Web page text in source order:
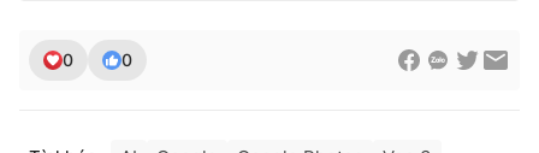
0 0